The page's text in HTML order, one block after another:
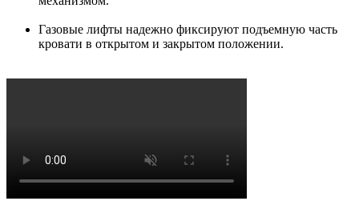
Газовые лифты надежно фиксируют подъемную часть
кровати в открытом и закрытом положении.